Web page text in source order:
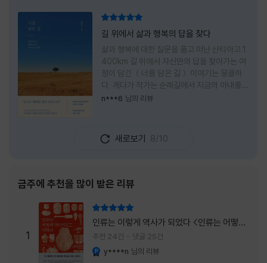
길 위에서 삶과 행복의 답을 찾다
삶과 행복에 대한 질문을 품고 떠난 산티아고 1
400km 길 위에서 자신만의 답을 찾아가는 여
정이 담긴 ＜너를 담은 길＞ 이야기는 뭉클하
다. 게다가 작가는 순례길에서 지금의 아내를
만나 여행 로맨스의 정석인 '비포 선라이즈'를
에 작가가 소개한 다양한 도서들의 문장들을 만
나는 것 역시 읽기의 또다른 즐거움이었다. 여
누구이며어느 순간 행복을 느끼는지 질문하며
길을 떠나려고 마음 먹는 순간들을 적어내려간
문장들에 마음을 한참 머물렀다.그 부분을 발췌
해본다. "내가 온 힘을 다해 부러워하던 사람
들은 '자신이 원하는' 일을 하는 사람들이었다.
소명이라고 하던
n***6 님의 리뷰
새로보기 8/10
금주에 추천을 많이 받은 리뷰
1
인류는 이렇게 역사가 되었다 <인류는 어떻게
역사가 되었나>
추천 24건 댓글 25건
y****n 님의 리뷰